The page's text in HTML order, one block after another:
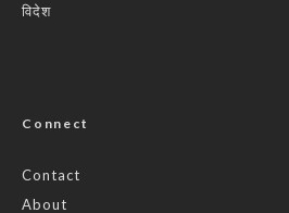
विदेश
Connect
Contact
About